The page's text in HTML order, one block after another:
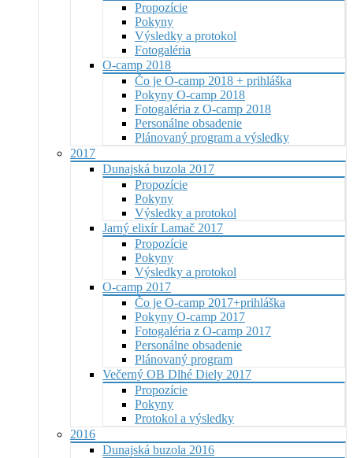
Propozície
Pokyny
Výsledky a protokol
Fotogaléria
O-camp 2018
Čo je O-camp 2018 + prihláška
Pokyny O-camp 2018
Fotogaléria z O-camp 2018
Personálne obsadenie
Plánovaný program a výsledky
2017
Dunajská buzola 2017
Propozície
Pokyny
Výsledky a protokol
Jarný elixír Lamač 2017
Propozície
Pokyny
Výsledky a protokol
O-camp 2017
Čo je O-camp 2017+prihláška
Pokyny O-camp 2017
Fotogaléria z O-camp 2017
Personálne obsadenie
Plánovaný program
Večerný OB Dlhé Diely 2017
Propozície
Pokyny
Protokol a výsledky
2016
Dunajská buzola 2016